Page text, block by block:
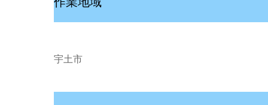
宇土市